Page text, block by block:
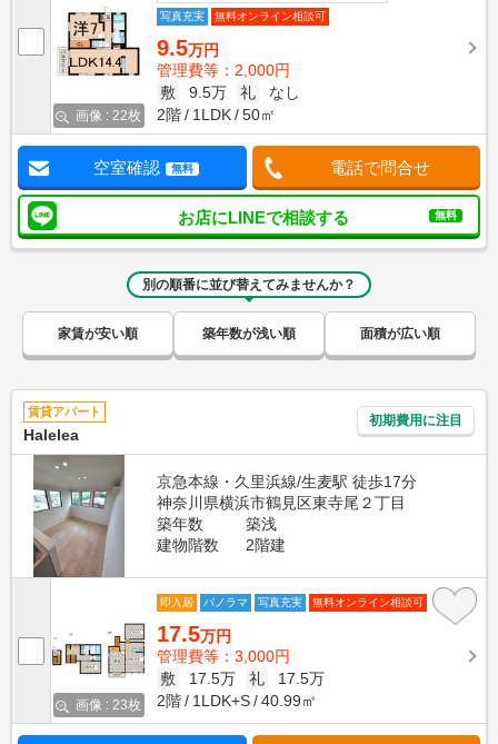
画像 : 22枚
写真充実 無料オンライン相談可
9.5万円
管理費等：2,000円
敷
9.5万 礼
なし
2階
1LDK 50㎡
空室確認 無料 電話で問合せ
お店にLINEで相談する 無料
別の順番に並び替えてみませんか？
家賃が安い順 築年数が浅い順 面積が広い順
賃貸アパート
Halelea
初期費用に注目
京急本線・久里浜線/生麦駅 徒歩17分
神奈川県横浜市鶴見区東寺尾２丁目
築年数
築浅
建物階数
2階建
画像 : 23枚
即入居 パノラマ 写真充実 無料オンライン相談可
17.5万円
管理費等：3,000円
敷
17.5万 礼
17.5万
2階
1LDK+S 40.99㎡